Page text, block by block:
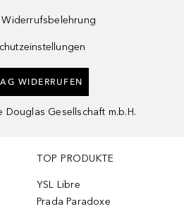
WIDERRUFEN
Douglas Gesellschaft m.b.H.
TOP PRODUKTE
YSL Libre
Prada Paradoxe